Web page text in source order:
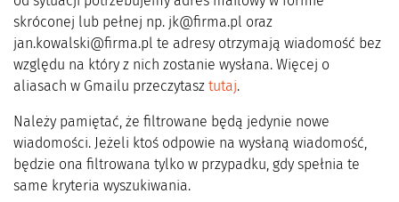
skróconej lub pełnej np. jk@firma.pl oraz
jan.kowalski@firma.pl te adresy otrzymają wiadomość bez
względu na który z nich zostanie wysłana. Więcej o
aliasach w Gmailu przeczytasz tutaj.
Należy pamiętać, że filtrowane będą jedynie nowe
wiadomości. Jeżeli ktoś odpowie na wysłaną wiadomość,
będzie ona filtrowana tylko w przypadku, gdy spełnia te
same kryteria wyszukiwania.